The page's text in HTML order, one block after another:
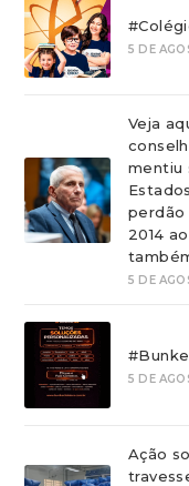
5 DE
Veja
mentiu
perdão
2014
5 DE
5 DE
Ação